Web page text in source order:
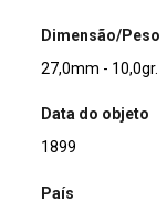
Dimensão/Peso
27,0mm - 10,0gr.
Data do objeto
1899
País